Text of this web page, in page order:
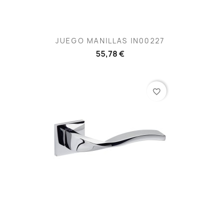
JUEGO MANILLAS IN00227
55,78 €
favorite_border